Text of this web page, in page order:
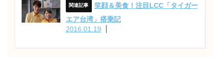
笑顔＆美食！注目LCC「タイガー
エア台湾」搭乗記
2016.01.19